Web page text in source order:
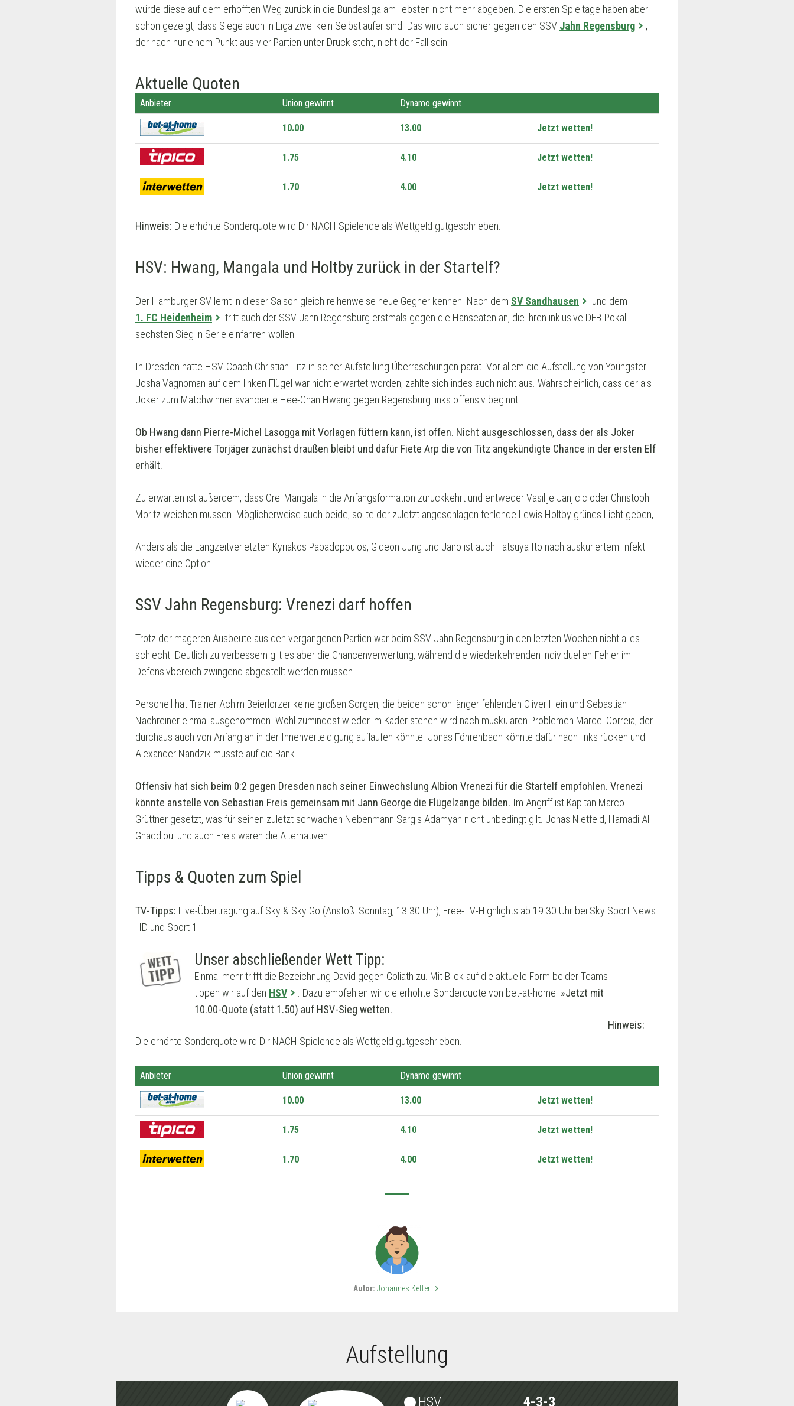
würde diese auf dem erhofften Weg zurück in die Bundesliga am liebsten nicht mehr abgeben. Die ersten Spieltage haben aber
schon gezeigt, dass Siege auch in Liga zwei kein Selbstläufer sind. Das wird auch sicher gegen den SSV Jahn Regensburg
,
der nach nur einem Punkt aus vier Partien unter Druck steht, nicht der Fall sein.
Aktuelle Quoten
Anbieter Union gewinnt Dynamo gewinnt
10.00 13.00 Jetzt wetten!
1.75 4.10 Jetzt wetten!
1.70 4.00 Jetzt wetten!
Hinweis: Die erhöhte Sonderquote wird Dir NACH Spielende als Wettgeld gutgeschrieben.
HSV: Hwang, Mangala und Holtby zurück in der Startelf?
Der Hamburger SV lernt in dieser Saison gleich reihenweise neue Gegner kennen. Nach dem SV Sandhausen
und dem
1. FC Heidenheim
tritt auch der SSV Jahn Regensburg erstmals gegen die Hanseaten an, die ihren inklusive DFB-Pokal
sechsten Sieg in Serie einfahren wollen.
In Dresden hatte HSV-Coach Christian Titz in seiner Aufstellung Überraschungen parat. Vor allem die Aufstellung von Youngster
Josha Vagnoman auf dem linken Flügel war nicht erwartet worden, zahlte sich indes auch nicht aus. Wahrscheinlich, dass der als
Joker zum Matchwinner avancierte Hee-Chan Hwang gegen Regensburg links offensiv beginnt.
Ob Hwang dann Pierre-Michel Lasogga mit Vorlagen füttern kann, ist offen. Nicht ausgeschlossen, dass der als Joker
bisher effektivere Torjäger zunächst draußen bleibt und dafür Fiete Arp die von Titz angekündigte Chance in der ersten Elf
erhält.
Zu erwarten ist außerdem, dass Orel Mangala in die Anfangsformation zurückkehrt und entweder Vasilije Janjicic oder Christoph
Moritz weichen müssen. Möglicherweise auch beide, sollte der zuletzt angeschlagen fehlende Lewis Holtby grünes Licht geben,
Anders als die Langzeitverletzten Kyriakos Papadopoulos, Gideon Jung und Jairo ist auch Tatsuya Ito nach auskuriertem Infekt
wieder eine Option.
SSV Jahn Regensburg: Vrenezi darf hoffen
Trotz der mageren Ausbeute aus den vergangenen Partien war beim SSV Jahn Regensburg in den letzten Wochen nicht alles
schlecht. Deutlich zu verbessern gilt es aber die Chancenverwertung, während die wiederkehrenden individuellen Fehler im
Defensivbereich zwingend abgestellt werden müssen.
Personell hat Trainer Achim Beierlorzer keine großen Sorgen, die beiden schon länger fehlenden Oliver Hein und Sebastian
Nachreiner einmal ausgenommen. Wohl zumindest wieder im Kader stehen wird nach muskulären Problemen Marcel Correia, der
durchaus auch von Anfang an in der Innenverteidigung auflaufen könnte. Jonas Föhrenbach könnte dafür nach links rücken und
Alexander Nandzik müsste auf die Bank.
Offensiv hat sich beim 0:2 gegen Dresden nach seiner Einwechslung Albion Vrenezi für die Startelf empfohlen. Vrenezi
könnte anstelle von Sebastian Freis gemeinsam mit Jann George die Flügelzange bilden. Im Angriff ist Kapitän Marco
Grüttner gesetzt, was für seinen zuletzt schwachen Nebenmann Sargis Adamyan nicht unbedingt gilt. Jonas Nietfeld, Hamadi Al
Ghaddioui und auch Freis wären die Alternativen.
Tipps & Quoten zum Spiel
TV-Tipps: Live-Übertragung auf Sky & Sky Go (Anstoß: Sonntag, 13.30 Uhr), Free-TV-Highlights ab 19.30 Uhr bei Sky Sport News
HD und Sport 1
Unser abschließender Wett Tipp:
Einmal mehr trifft die Bezeichnung David gegen Goliath zu. Mit Blick auf die aktuelle Form beider Teams
tippen wir auf den HSV . Dazu empfehlen wir die erhöhte Sonderquote von bet-at-home. »Jetzt mit
10.00-Quote (statt 1.50) auf HSV-Sieg wetten.
Hinweis:
Die erhöhte Sonderquote wird Dir NACH Spielende als Wettgeld gutgeschrieben.
Anbieter Union gewinnt Dynamo gewinnt
10.00 13.00 Jetzt wetten!
1.75 4.10 Jetzt wetten!
1.70 4.00 Jetzt wetten!
Autor: Johannes Ketterl keyboard_arrow_right
Aufstellung
HSV 4-3-3